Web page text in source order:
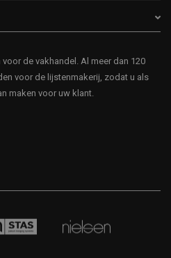
de vakhandel. Al meer dan 120
voor de lijstenmakerij, zodat u als
maken voor uw klant.